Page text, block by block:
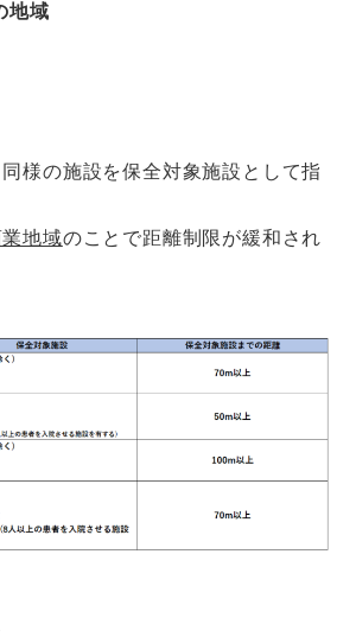
地域
様の施設を保全対象施設として指
地域のことで距離制限が緩和され